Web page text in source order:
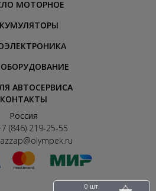
МОТОРНОЕ
АВТОСЕРВИСА
КОНТАКТЫ
Россия
(846) 219-25-55
azzap@olympek.ru
0 шт.